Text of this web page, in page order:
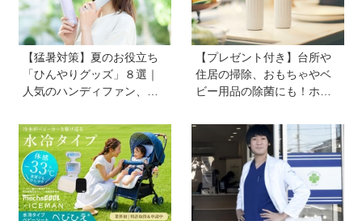
【猛暑対策】夏のお役立ち
「ひんやりグッズ」８選｜
人気のハンディファン、お
の暑さ対策セットなど
【プレゼント付き】台所や
住居の掃除、おもちゃやベ
ビー用品の除菌にも！ホタ
ーナー「Shell we clean?」